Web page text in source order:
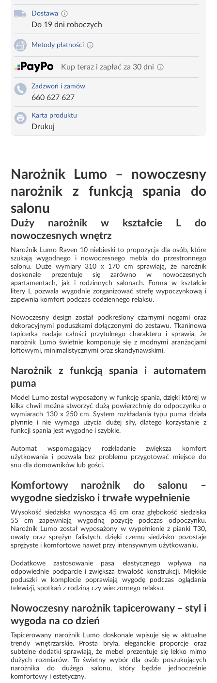
Dostawa
Do 19 dni roboczych
Metody płatności
Kup teraz i zapłać za 30 dni
Zadzwoń i zamów
660 627 627
Karta produktu
Drukuj
Narożnik Lumo – nowoczesny
narożnik z funkcją spania do
salonu
Duży narożnik w kształcie L do
nowoczesnych wnętrz
Narożnik Lumo Raven 10 niebieski to propozycja dla osób, które
szukają wygodnego i nowoczesnego mebla do przestronnego
salonu. Duże wymiary 310 x 170 cm sprawiają, że narożnik
doskonale prezentuje się zarówno w nowoczesnych
apartamentach, jak i rodzinnych salonach. Forma w kształcie
litery L pozwala wygodnie zorganizować strefę wypoczynkową i
zapewnia komfort podczas codziennego relaksu.
Nowoczesny design został podkreślony czarnymi nogami oraz
dekoracyjnymi poduszkami dołączonymi do zestawu. Tkaninowa
tapicerka nadaje całości przytulnego charakteru i sprawia, że
narożnik Lumo świetnie komponuje się z modnymi aranżacjami
loftowymi, minimalistycznymi oraz skandynawskimi.
Narożnik z funkcją spania i automatem
puma
Model Lumo został wyposażony w funkcję spania, dzięki której w
kilka chwil można stworzyć dużą powierzchnię do odpoczynku o
wymiarach 130 x 250 cm. System rozkładania typu puma działa
płynnie i nie wymaga użycia dużej siły, dlatego korzystanie z
funkcji spania jest wygodne i szybkie.
Automat wspomagający rozkładanie zwiększa komfort
użytkowania i pozwala bez problemu przygotować miejsce do
snu dla domowników lub gości.
Komfortowy narożnik do salonu –
wygodne siedzisko i trwałe wypełnienie
Wysokość siedziska wynosząca 45 cm oraz głębokość siedziska
55 cm zapewniają wygodną pozycję podczas odpoczynku.
Narożnik Lumo został wyposażony w wypełnienie z pianki T30,
owaty oraz sprężyn falistych, dzięki czemu siedzisko pozostaje
sprężyste i komfortowe nawet przy intensywnym użytkowaniu.
Dodatkowe zastosowanie pasa elastycznego wpływa na
odpowiednie podparcie i zwiększa trwałość konstrukcji. Miękkie
poduszki w komplecie poprawiają wygodę podczas oglądania
telewizji, spotkań z rodziną czy wieczornego relaksu.
Nowoczesny narożnik tapicerowany – styl i
wygoda na co dzień
Tapicerowany narożnik Lumo doskonale wpisuje się w aktualne
trendy wnętrzarskie. Prosta bryła, eleganckie proporcje oraz
subtelne dodatki sprawiają, że mebel prezentuje się lekko mimo
dużych rozmiarów. To świetny wybór dla osób poszukujących
narożnika do dużego salonu, który będzie jednocześnie
komfortowy i estetyczny.